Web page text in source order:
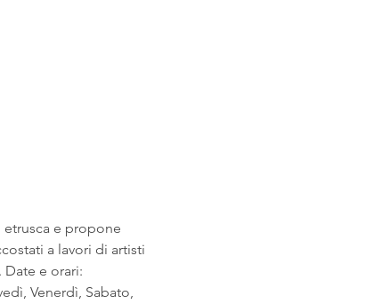
etrusca e propone
a lavori di artisti
e orari:
Venerdì, Sabato,